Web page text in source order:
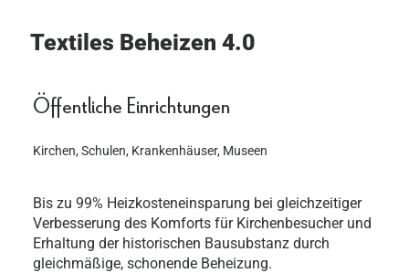
Textiles Beheizen 4.0
Öffentliche Einrichtungen
Kirchen, Schulen, Krankenhäuser, Museen
Bis zu 99% Heizkosteneinsparung bei gleichzeitiger
Verbesserung des Komforts für Kirchenbesucher und
Erhaltung der historischen Bausubstanz durch
gleichmäßige, schonende Beheizung.